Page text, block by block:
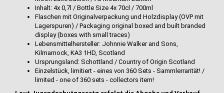
Inhalt: 4x 0,7l / Bottle Size 4x 70cl / 700ml
Flaschen mit Originalverpackung und Holzdisplay (OVP mit
Lagerspuren) / Packaging original boxed and built branded
display (boxes with small traces)
Lebensmittelhersteller: Johnnie Walker and Sons,
Kilmarnock, KA3 1HD, Scotland
Ursprungsland: Schottland / Country of Origin Scotland
Einzelstück, limitiert - eines von 360 Sets - Sammlerrarität! /
limited - one of 360 sets - collectors item!